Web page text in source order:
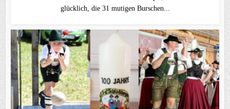
glücklich, die 31 mutigen Burschen...